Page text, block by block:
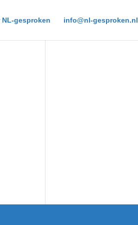
NL-gesproken info@nl-gesproken.nl